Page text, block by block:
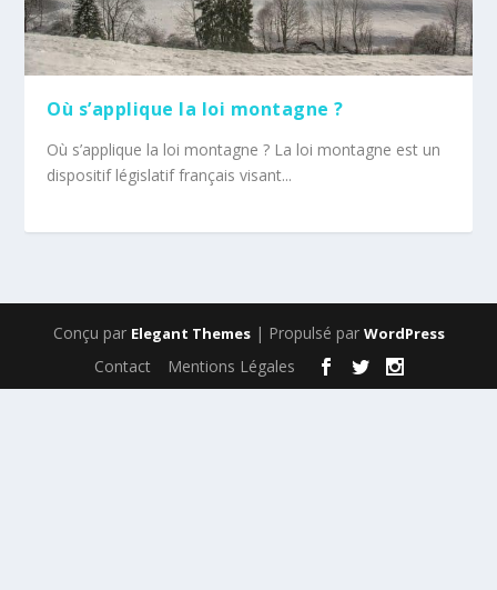
Où s’applique la loi montagne ?
Où s’applique la loi montagne ? La loi montagne est un
dispositif législatif français visant...
Conçu par Elegant Themes| Propulsé par WordPress
Contact Mentions Légales